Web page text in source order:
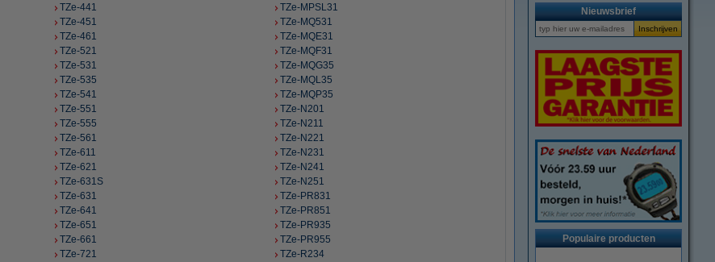
TZe-441
TZe-451
TZe-461
TZe-521
TZe-531
TZe-535
TZe-541
TZe-551
TZe-555
TZe-561
TZe-611
TZe-621
TZe-631S
TZe-631
TZe-641
TZe-651
TZe-661
TZe-721
TZe-MPSL31
TZe-MQ531
TZe-MQE31
TZe-MQF31
TZe-MQG35
TZe-MQL35
TZe-MQP35
TZe-N201
TZe-N211
TZe-N221
TZe-N231
TZe-N241
TZe-N251
TZe-PR831
TZe-PR851
TZe-PR935
TZe-PR955
TZe-R234
Nieuwsbrief
Populaire producten